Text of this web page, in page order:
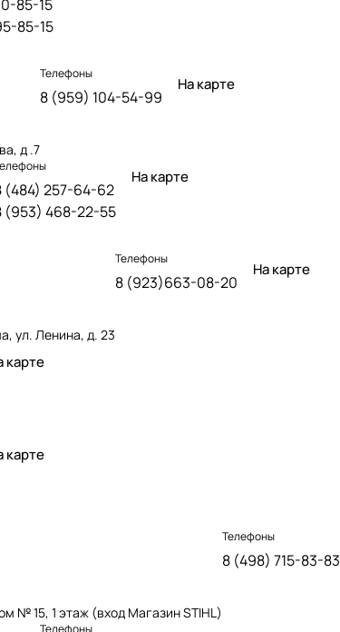
85-15
85-15
д .7
Телефоны
8 (959) 104-54-99
На карте
(484) 257-64-62
(953) 468-22-55
На карте
ул. Ленина, д. 23
Телефоны
8 (923)663-08-20
На карте
карте
карте
№ 15, 1 этаж (вход Магазин STIHL)
Телефоны
8 (498) 715-83-83
Телефоны